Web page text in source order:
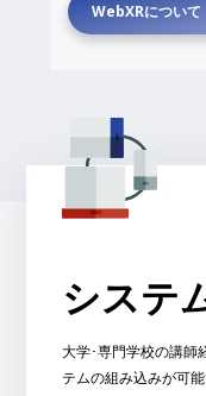
WebXRについ
システ
大学･専門学校の講師
テムの組み込みが可能